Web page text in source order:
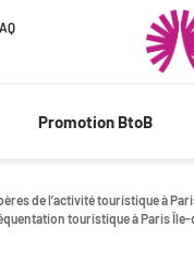
Promotion BtoB
de l’activité touristique à
touristique à Paris